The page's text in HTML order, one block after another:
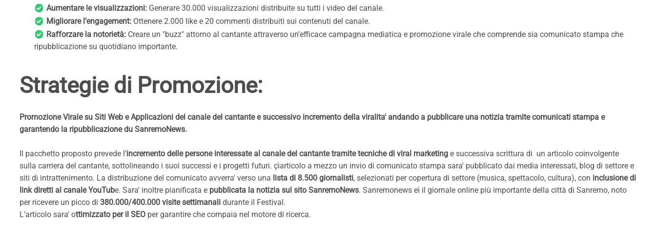
Aumentare le visualizzazioni: Generare 30.000 visualizzazioni distribuite su tutti i video del canale.
Migliorare l’engagement: Ottenere 2.000 like e 20 commenti distribuiti sui contenuti del canale.
Rafforzare la notorietà: Creare un "buzz" attorno al cantante attraverso un’efficace campagna mediatica e promozione virale che comprende sia comunicato stampa che
ripubblicazione su quotidiano importante.
Strategie di Promozione:
Promozione Virale su Siti Web e Applicazioni del canale del cantante e successivo incremento della viralita' andando a pubblicare una notizia tramite comunicati stampa e
garantendo la ripubblicazione du SanremoNews.
Il pacchetto proposto prevede l'incremento delle persone interessate al canale del cantante tramite tecniche di viral marketing e successiva scrittura di un articolo coinvolgente
sulla carriera del cantante, sottolineando i suoi successi e i progetti futuri. çìarticolo a mezzo un invio di comunicato stampa sara' pubblicato dai media interessati, blog di settore e
siti di intrattenimento. La distribuzione del comunicato avverra' verso una lista di 8.500 giornalisti, selezionati per copertura di settore (musica, spettacolo, cultura), con inclusione di
link diretti al canale YouTube. Sara' inoltre pianificata e pubblicata la notizia sul sito SanremoNews. Sanremonews eì il giornale online più importante della città di Sanremo, noto
per ricevere un picco di 380.000/400.000 visite settimanali durante il Festival.
L'articolo sara' ottimizzato per il SEO per garantire che compaia nel motore di ricerca.